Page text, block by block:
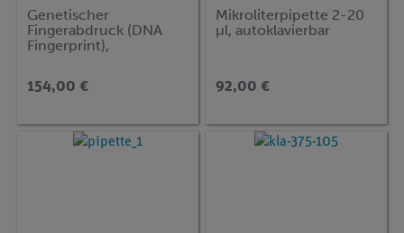
Genetischer
Fingerabdruck (DNA
Fingerprint),
154,00 €
Mikroliterpipette 2-20
µl, autoklavierbar
92,00 €